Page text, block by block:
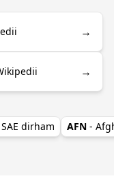
→
→
dirham AFN -